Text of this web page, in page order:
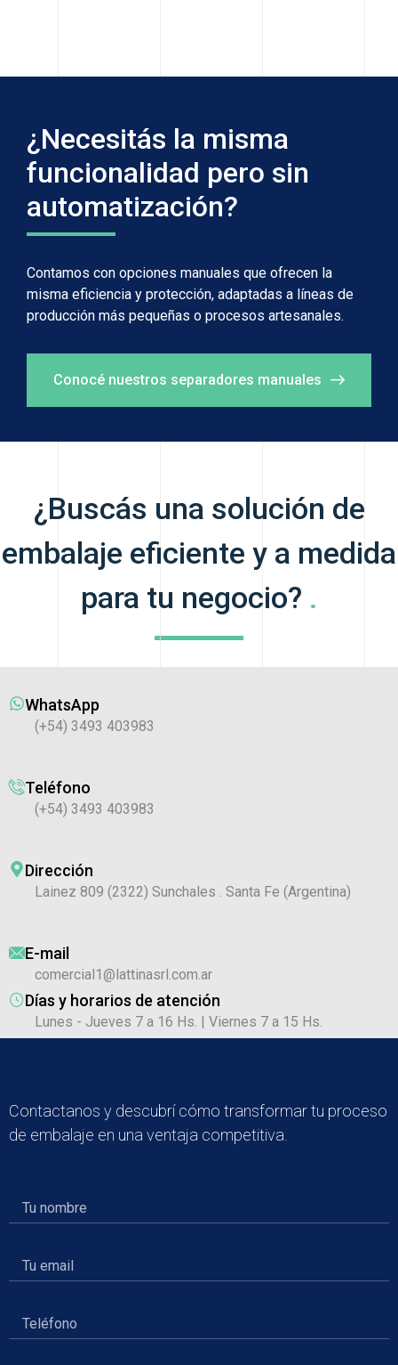
¿Necesitás la misma
funcionalidad pero sin
automatización?
Contamos con opciones manuales que ofrecen la
misma eficiencia y protección, adaptadas a líneas de
producción más pequeñas o procesos artesanales.
Conocé nuestros separadores manuales
¿Buscás una solución de
embalaje eficiente y a medida
para tu negocio? .
WhatsApp
(+54) 3493 403983
Teléfono
(+54) 3493 403983
Dirección
Lainez 809 (2322) Sunchales . Santa Fe (Argentina)
E-mail
comercial1@lattinasrl.com.ar
Días y horarios de atención
Lunes - Jueves 7 a 16 Hs. | Viernes 7 a 15 Hs.
Contactanos y descubrí cómo transformar tu proceso
de embalaje en una ventaja competitiva.